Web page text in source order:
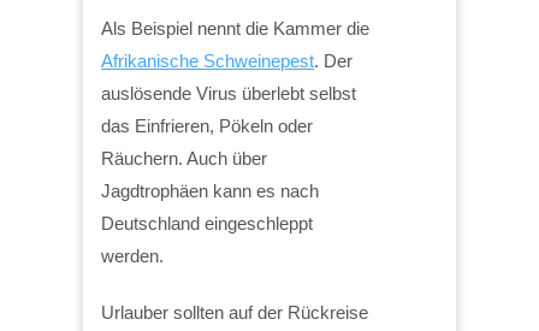
Als Beispiel nennt die Kammer die
Afrikanische Schweinepest. Der
auslösende Virus überlebt selbst
das Einfrieren, Pökeln oder
Räuchern. Auch über
Jagdtrophäen kann es nach
Deutschland eingeschleppt
werden.
Urlauber sollten auf der Rückreise